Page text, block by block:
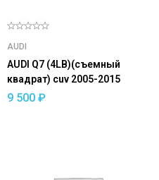
AUDI
AUDI Q7 (4LB)(съемный
квадрат) cuv 2005-2015
9 500 ₽